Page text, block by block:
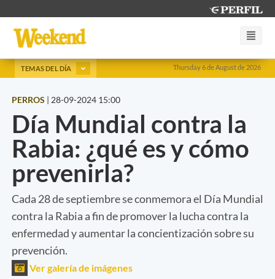
Thursday 6 de August de 2026
TEMAS DEL DÍA
PERROS | 28-09-2024 15:00
Día Mundial contra la
Rabia: ¿qué es y cómo
prevenirla?
Cada 28 de septiembre se conmemora el Día Mundial
contra la Rabia a fin de promover la lucha contra la
enfermedad y aumentar la concientización sobre su
prevención.
Ver galería de imágenes